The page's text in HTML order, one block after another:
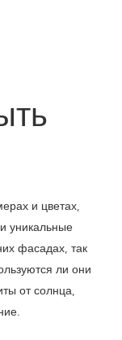
и цветах,
уникальные
фасадах, так
ли они
от солнца,